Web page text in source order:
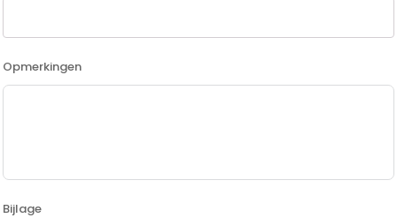
Opmerkingen
Bijlage